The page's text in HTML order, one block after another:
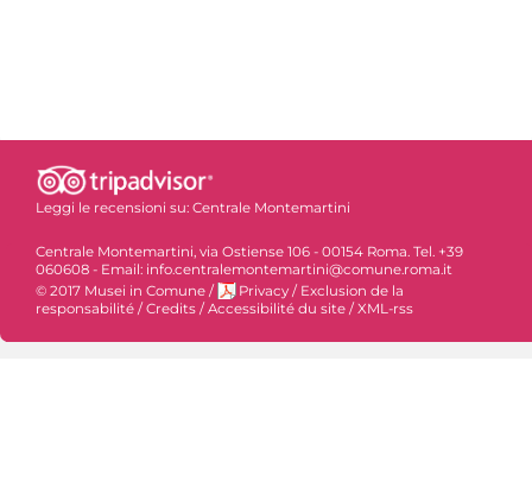
Leggi le recensioni su: Centrale Montemartini
Centrale Montemartini, via Ostiense 106 - 00154 Roma. Tel. +39
060608 - Email: info.centralemontemartini@comune.roma.it
© 2017 Musei in Comune / Privacy / Exclusion de la
responsabilité /Credits /Accessibilité du site /XML-rss